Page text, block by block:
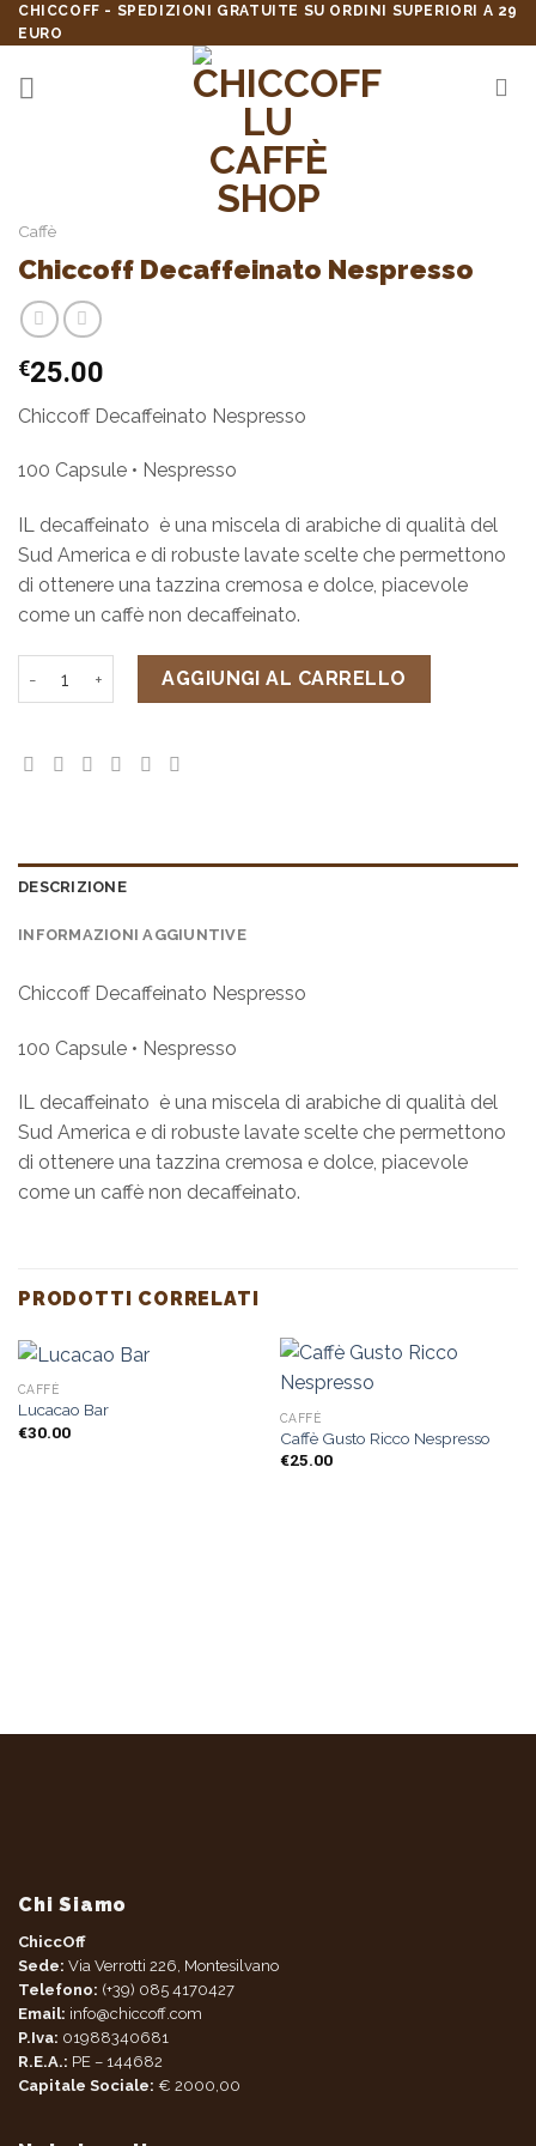
Skip
to
content
CHICCOFF - SPEDIZIONI GRATUITE SU ORDINI SUPERIORI A 29
EURO
Caffè
Chiccoff Decaffeinato Nespresso
€25.00
Chiccoff Decaffeinato Nespresso
100 Capsule • Nespresso
IL decaffeinato è una miscela di arabiche di qualità del
Sud America e di robuste lavate scelte che permettono
di ottenere una tazzina cremosa e dolce, piacevole
come un caffè non decaffeinato.
Chiccoff Decaffeinato Nespresso quantità
AGGIUNGI AL CARRELLO
DESCRIZIONE
INFORMAZIONI AGGIUNTIVE
Chiccoff Decaffeinato Nespresso
100 Capsule • Nespresso
IL decaffeinato è una miscela di arabiche di qualità del
Sud America e di robuste lavate scelte che permettono
di ottenere una tazzina cremosa e dolce, piacevole
come un caffè non decaffeinato.
PRODOTTI CORRELATI
CAFFÈ
Lucacao Bar
€30.00
CAFFÈ
Caffè Gusto Ricco Nespresso
€25.00
Chi Siamo
ChiccOff
Sede: Via Verrotti 226, Montesilvano
Telefono: (+39) 085 4170427
Email: info@chiccoff.com
P.Iva: 01988340681
R.E.A.: PE – 144682
Capitale Sociale: € 2000,00